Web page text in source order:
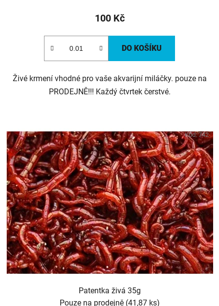
100 Kč
DO KOŠÍKU
Živé krmení vhodné pro vaše akvarijní miláčky. pouze na
PRODEJNĚ!!! Každý čtvrtek čerstvé.
Patentka živá 35g
Pouze na prodejně (41,87 ks)
Kód:742